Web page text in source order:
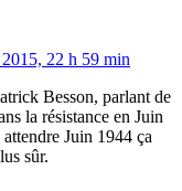
22 h 59 min
Besson, parlant de
la résistance en Juin
Juin 1944 ça
sûr.